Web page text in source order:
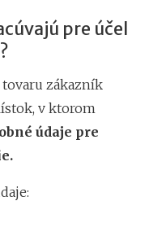
pre účel
zákazník
v ktorom
údaje pre